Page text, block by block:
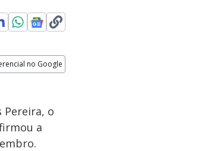
no Google
Pereira, o
a